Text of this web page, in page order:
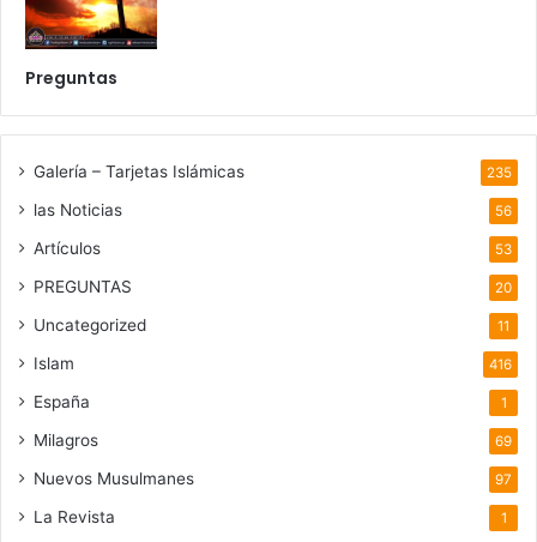
Preguntas
Galería – Tarjetas Islámicas 235
las Noticias 56
Artículos 53
PREGUNTAS 20
Uncategorized 11
Islam 416
España 1
Milagros 69
Nuevos Musulmanes 97
La Revista 1